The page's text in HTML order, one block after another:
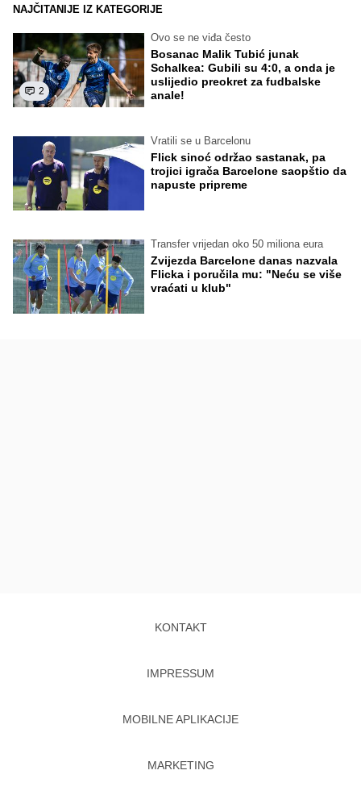
NAJČITANIJE IZ KATEGORIJE
2
Ovo se ne viđa često
Bosanac Malik Tubić junak
Schalkea: Gubili su 4:0, a onda je
uslijedio preokret za fudbalske
anale!
Vratili se u Barcelonu
Flick sinoć održao sastanak, pa
trojici igrača Barcelone saopštio da
napuste pripreme
Transfer vrijedan oko 50 miliona eura
Zvijezda Barcelone danas nazvala
Flicka i poručila mu: "Neću se više
vraćati u klub"
KONTAKT
IMPRESSUM
MOBILNE APLIKACIJE
MARKETING